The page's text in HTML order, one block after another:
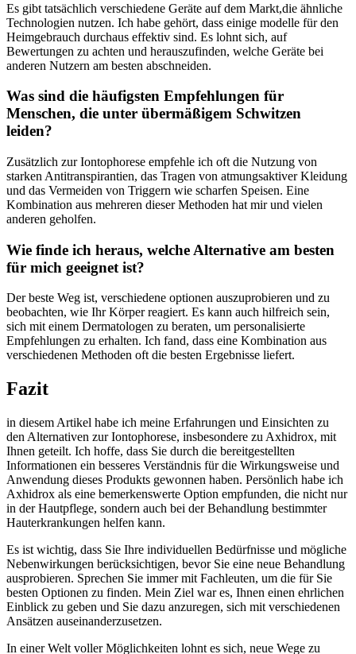
Es⁤ gibt tatsächlich verschiedene Geräte auf ‍dem ⁤Markt,die ähnliche
⁤Technologien nutzen. Ich habe‌ gehört, dass ⁢einige modelle für den
⁤Heimgebrauch durchaus effektiv sind. Es‌ lohnt ⁣sich, auf
Bewertungen zu achten und herauszufinden, welche Geräte bei
anderen Nutzern am besten abschneiden.
Was sind die häufigsten Empfehlungen für
Menschen, die unter übermäßigem Schwitzen
leiden?
Zusätzlich zur Iontophorese empfehle ich oft die ‌Nutzung von
starken Antitranspirantien, das Tragen von atmungsaktiver⁣ Kleidung
und das Vermeiden von‌ Triggern wie scharfen Speisen. Eine
Kombination ⁢aus mehreren dieser Methoden hat mir und vielen
anderen geholfen.
Wie finde ich heraus, welche Alternative am besten
für mich geeignet ist?
Der beste​ Weg ist, verschiedene optionen auszuprobieren und zu
beobachten, wie⁣ Ihr Körper reagiert. Es kann auch hilfreich sein,
sich mit ⁢einem ⁤Dermatologen zu beraten, um personalisierte
⁣Empfehlungen zu erhalten. Ich fand, dass eine Kombination aus
verschiedenen Methoden oft die besten Ergebnisse liefert.
Fazit
in diesem Artikel habe ich meine Erfahrungen und Einsichten zu
den Alternativen zur Iontophorese, insbesondere zu Axhidrox, mit⁣
Ihnen geteilt. Ich hoffe, dass Sie⁤ durch die bereitgestellten
⁣Informationen ein besseres Verständnis⁣ für die Wirkungsweise und
Anwendung dieses ⁤Produkts gewonnen haben. Persönlich ‍habe ich⁤
Axhidrox als ‌eine bemerkenswerte Option empfunden, die nicht nur
‍in der‌ Hautpflege, sondern auch bei der Behandlung bestimmter
Hauterkrankungen helfen kann.
Es ⁣ist wichtig, ​dass Sie Ihre individuellen Bedürfnisse und mögliche⁤
Nebenwirkungen berücksichtigen, bevor Sie eine neue Behandlung
ausprobieren. Sprechen Sie immer mit Fachleuten, um die für Sie
besten ⁣Optionen⁣ zu finden. Mein Ziel war es, Ihnen einen ehrlichen
Einblick zu geben⁣ und Sie dazu anzuregen, sich‍ mit verschiedenen
Ansätzen ​auseinanderzusetzen.
In einer Welt voller Möglichkeiten lohnt es sich, neue Wege zu